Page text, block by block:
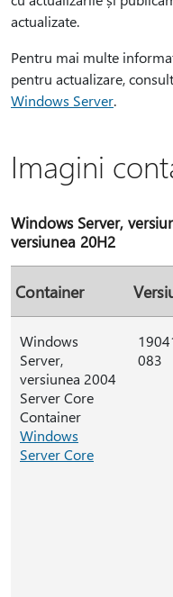
actualizate.
Pentru mai multe
pentru actualizare,
Windows Server.
Imagini
Windows Server,
versiunea 20H2
Container
Windows
Server,
versiunea 2004
Server Core
Container
Windows
Server Core
083